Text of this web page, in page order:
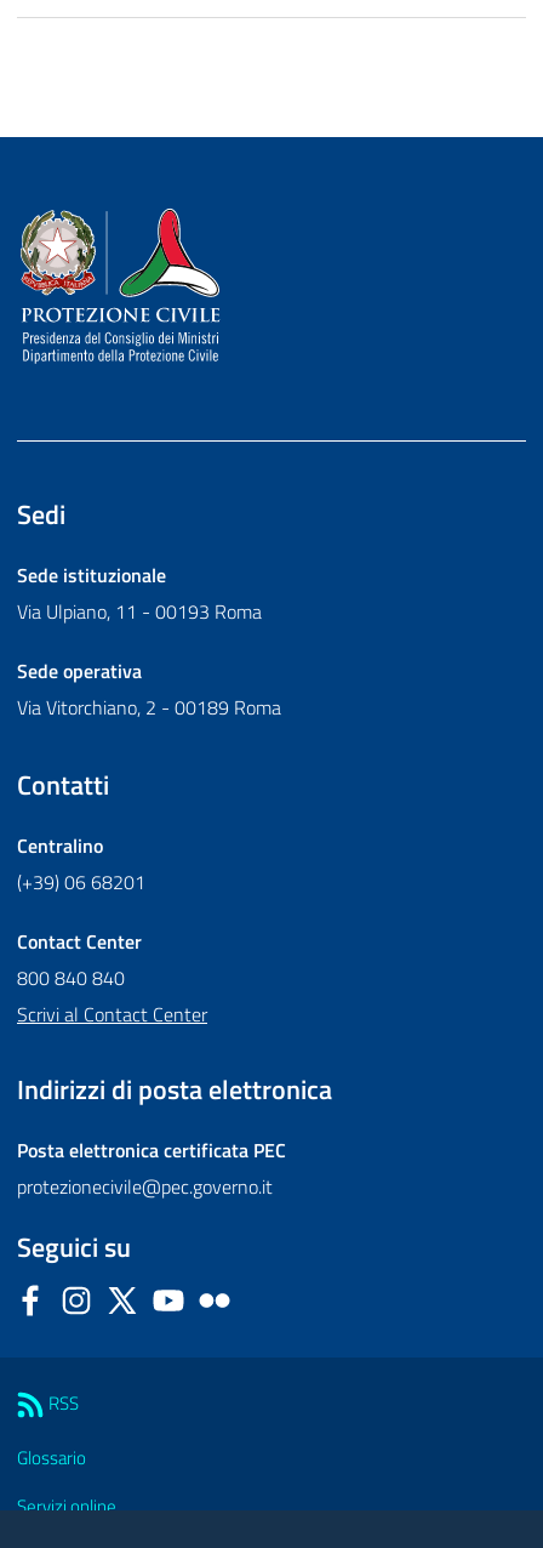
Dipartimento della Protezione Civile
Sedi
Sede istituzionale
Via Ulpiano, 11 - 00193 Roma
Sede operativa
Via Vitorchiano, 2 - 00189 Roma
Contatti
Centralino
(+39) 06 68201
Contact Center
800 840 840
Scrivi al Contact Center
Indirizzi di posta elettronica
Posta elettronica certificata PEC
protezionecivile@pec.governo.it
Seguici su
FacebookInstagram
Twitter YouTube
RSS
Glossario
Servizi online